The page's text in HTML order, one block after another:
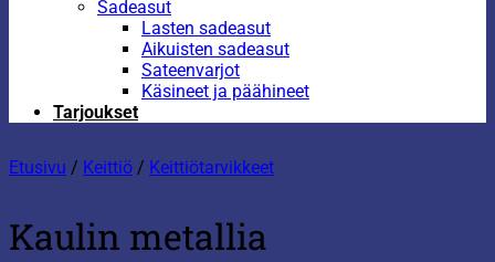
Sadeasut
Lasten sadeasut
Aikuisten sadeasut
Sateenvarjot
Käsineet ja päähineet
Tarjoukset
Etusivu / Keittiö / Keittiötarvikkeet
Kaulin metallia